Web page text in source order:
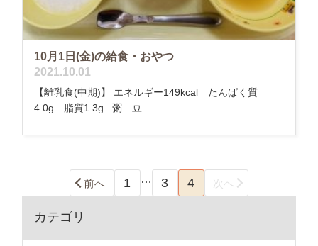
10月1日(金)の給食・おやつ
2021.10.01
【離乳食(中期)】 エネルギー149kcal たんぱく質
4.0g 脂質1.3g 粥 豆...
前へ 1 … 3 4 次へ
カテゴリ